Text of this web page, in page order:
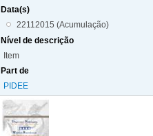
Data(s)
22112015 (Acumulação)
Nível de descrição
Item
Part de
PIDEE